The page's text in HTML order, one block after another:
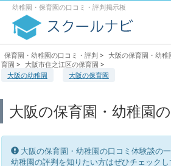
幼稚園・保育園の口コミ・評判掲示板
保育園・幼稚園の口コミ・評判 > 大阪の保育園・幼稚
育園 > 大阪市住之江区の保育園 >
大阪の幼稚園
大阪の保育園
大阪の保育園・幼稚園
大阪の保育園・幼稚園の口コミ体験談の
幼稚園の評判を知りたい方はぜひチェックし